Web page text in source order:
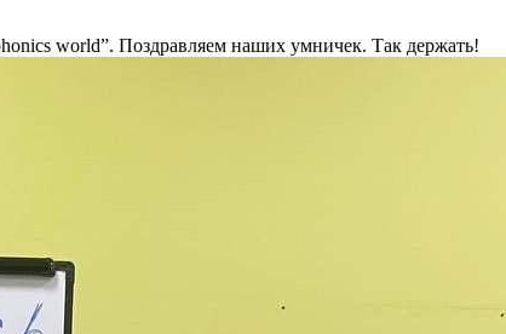
world”. Поздравляем наших умничек. Так держать!